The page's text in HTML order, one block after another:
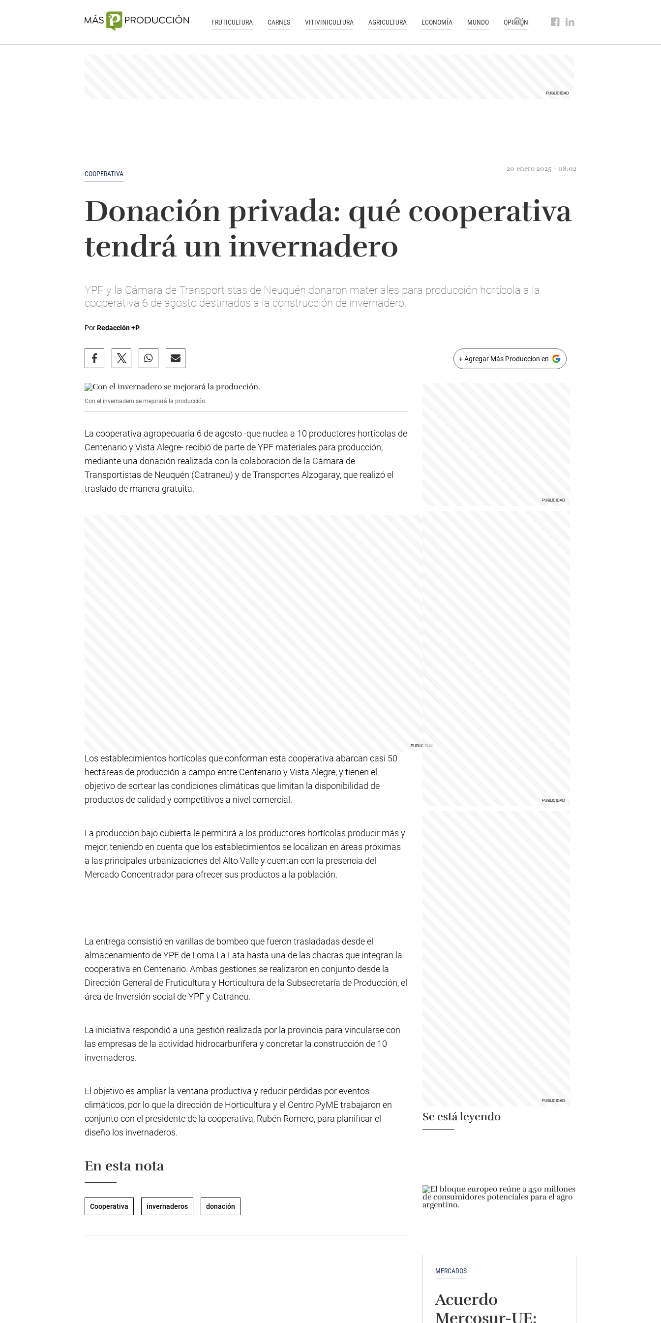
FRUTICULTURA CARNES VITIVINICULTURA AGRICULTURA ECONOMÍA MUNDO OPINIÓN
COOPERATIVA
20 enero 2025 - 08:02
Donación privada: qué cooperativa
tendrá un invernadero
YPF y la Cámara de Transportistas de Neuquén donaron materiales para producción hortícola a la
cooperativa 6 de agosto destinados a la construcción de invernadero.
PorRedacción +P
+ Agregar Más Produccion en
Con el invernadero se mejorará la producción.
La cooperativa agropecuaria 6 de agosto -que nuclea a 10 productores hortícolas de
Centenario y Vista Alegre- recibió de parte de YPF materiales para producción,
mediante una donación realizada con la colaboración de la Cámara de
Transportistas de Neuquén (Catraneu) y de Transportes Alzogaray, que realizó el
traslado de manera gratuita.
Los establecimientos hortícolas que conforman esta cooperativa abarcan casi 50
hectáreas de producción a campo entre Centenario y Vista Alegre, y tienen el
objetivo de sortear las condiciones climáticas que limitan la disponibilidad de
productos de calidad y competitivos a nivel comercial.
La producción bajo cubierta le permitirá a los productores hortícolas producir más y
mejor, teniendo en cuenta que los establecimientos se localizan en áreas próximas
a las principales urbanizaciones del Alto Valle y cuentan con la presencia del
Mercado Concentrador para ofrecer sus productos a la población.
La entrega consistió en varillas de bombeo que fueron trasladadas desde el
almacenamiento de YPF de Loma La Lata hasta una de las chacras que integran la
cooperativa en Centenario. Ambas gestiones se realizaron en conjunto desde la
Dirección General de Fruticultura y Horticultura de la Subsecretaría de Producción, el
área de Inversión social de YPF y Catraneu.
La iniciativa respondió a una gestión realizada por la provincia para vincularse con
las empresas de la actividad hidrocarburífera y concretar la construcción de 10
invernaderos.
El objetivo es ampliar la ventana productiva y reducir pérdidas por eventos
climáticos, por lo que la dirección de Horticultura y el Centro PyME trabajaron en
conjunto con el presidente de la cooperativa, Rubén Romero, para planificar el
diseño los invernaderos.
En esta nota
Cooperativa invernaderos donación
Se está leyendo
MERCADOS
Acuerdo
Mercosur-UE: